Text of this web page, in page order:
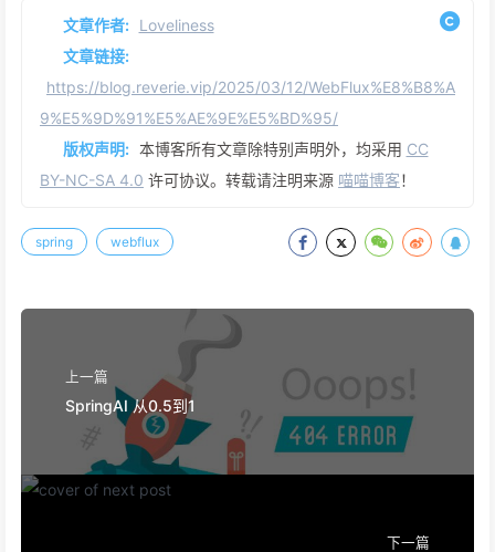
文章作者: Loveliness
文章链接:
https://blog.reverie.vip/2025/03/12/WebFlux%E8%B8%A
9%E5%9D%91%E5%AE%9E%E5%BD%95/
版权声明: 本博客所有文章除特别声明外，均采用 CC
BY-NC-SA 4.0 许可协议。转载请注明来源 喵喵博客！
spring webflux
上一篇
SpringAI 从0.5到1
下一篇